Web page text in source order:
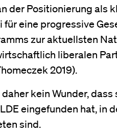
der Positionierung als
für eine progressive
zur aktuellsten
liberalen
2019).
daher kein Wunder,
eingefunden hat, in
sind.